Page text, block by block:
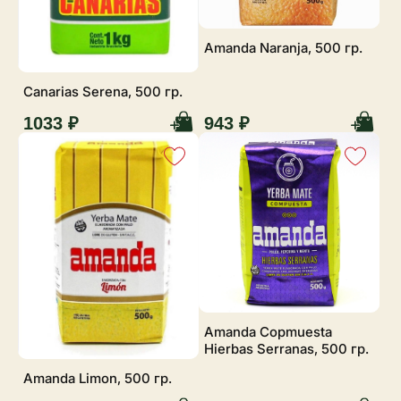
Canarias Serena, 500 гр.
1033 ₽
Amanda Naranja, 500 гр.
943 ₽
Amanda Limon, 500 гр.
Amanda Copmuesta
Hierbas Serranas, 500 гр.